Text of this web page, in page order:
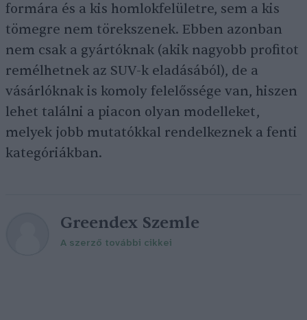
formára és a kis homlokfelületre, sem a kis
tömegre nem törekszenek. Ebben azonban
nem csak a gyártóknak (akik nagyobb profitot
remélhetnek az SUV-k eladásából), de a
vásárlóknak is komoly felelőssége van, hiszen
lehet találni a piacon olyan modelleket,
melyek jobb mutatókkal rendelkeznek a fenti
kategóriákban.
Greendex Szemle
A szerző további cikkei